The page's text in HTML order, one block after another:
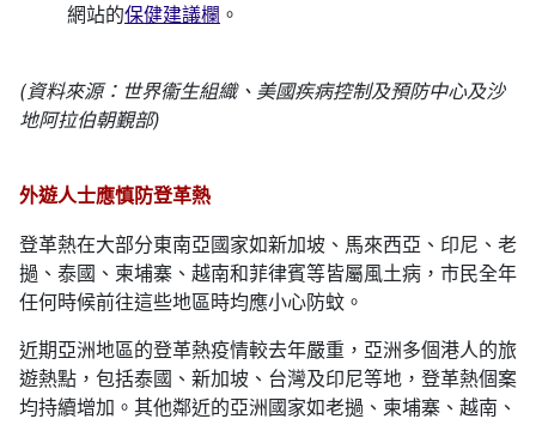
網站的保健建議欄 。
(資料來源：世界衞生組織、美國疾病控制及預防中心及沙
地阿拉伯朝覲部)
外遊人士應慎防登革熱
登革熱在大部分東南亞國家如新加坡、馬來西亞、印尼、老
撾、泰國、柬埔寨、越南和菲律賓等皆屬風土病，市民全年
任何時候前往這些地區時均應小心防蚊。
近期亞洲地區的登革熱疫情較去年嚴重，亞洲多個港人的旅
遊熱點，包括泰國、新加坡、台灣及印尼等地，登革熱個案
均持續增加。其他鄰近的亞洲國家如老撾、柬埔寨、越南、